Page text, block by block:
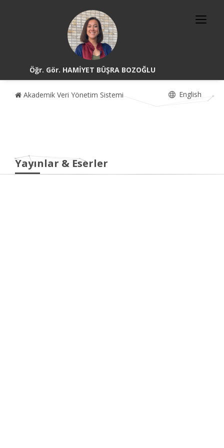
Öğr. Gör. HAMİYET BÜŞRA BOZOĞLU
Akademik Veri Yönetim Sistemi English
Yayınlar & Eserler